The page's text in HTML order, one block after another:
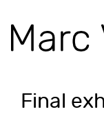
Final